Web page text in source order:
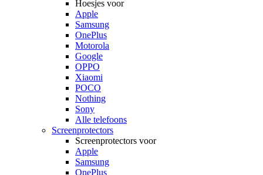
Hoesjes voor
Apple
Samsung
OnePlus
Motorola
Google
OPPO
Xiaomi
POCO
Nothing
Sony
Alle telefoons
Screenprotectors
Screenprotectors voor
Apple
Samsung
OnePlus